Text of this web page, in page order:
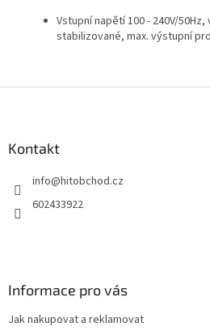
Vstupní napětí 100 - 240V/
stabilizované, max. výstupní
Kontakt
info@hitobchod.cz
602433922
Informace pro vás
Jak nakupovat a reklamovat